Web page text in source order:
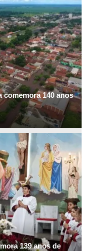
comemora 140 anos
139 anos de